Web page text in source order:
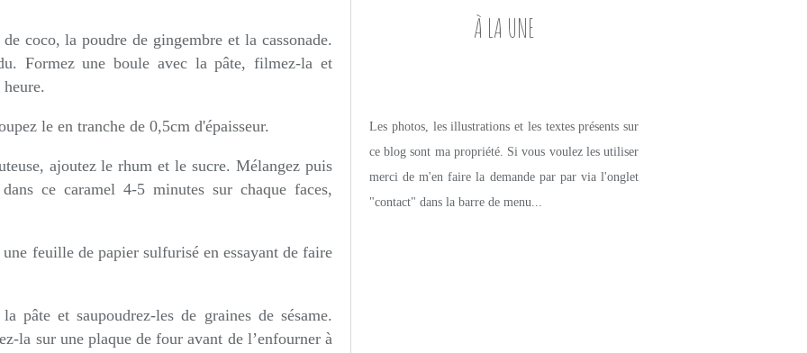
coco, la poudre de gingembre et la cassonade.
Formez une boule avec la pâte, filmez-la et
le en tranche de 0,5cm d'épaisseur.
ajoutez le rhum et le sucre. Mélangez puis
ce caramel 4-5 minutes sur chaque faces,
feuille de papier sulfurisé en essayant de faire
pâte et saupoudrez-les de graines de sésame.
la sur une plaque de four avant de l’enfourner à
À LA UNE
Les photos, les illustrations et les textes présents sur
ce blog sont ma propriété. Si vous voulez les utiliser
merci de m'en faire la demande par par via l'onglet
"contact" dans la barre de menu...